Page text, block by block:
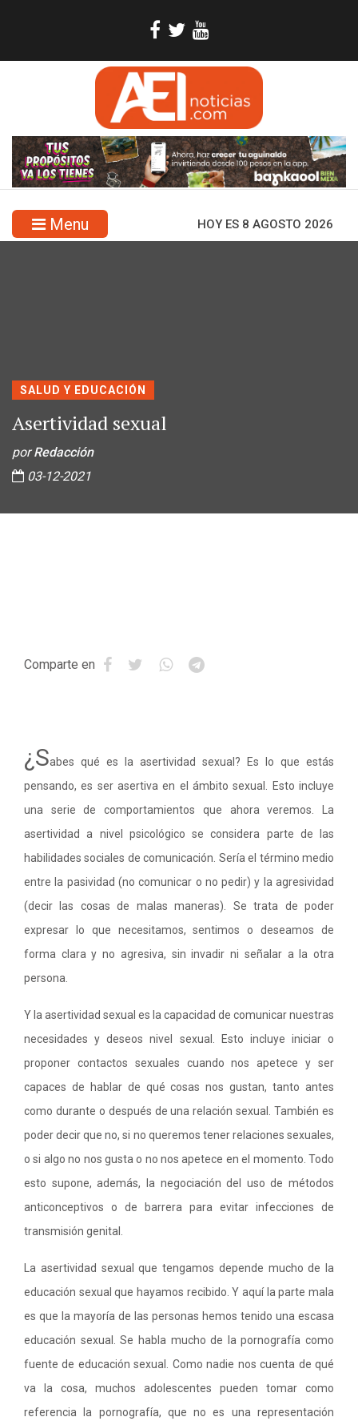
Menu HOY ES 8 AGOSTO 2026
SALUD Y EDUCACIÓN
Asertividad sexual
porRedacción
03-12-2021
Comparte en
¿Sabes qué es la asertividad sexual? Es lo que estás
pensando, es ser asertiva en el ámbito sexual. Esto incluye
una serie de comportamientos que ahora veremos. La
asertividad a nivel psicológico se considera parte de las
habilidades sociales de comunicación. Sería el término medio
entre la pasividad (no comunicar o no pedir) y la agresividad
(decir las cosas de malas maneras). Se trata de poder
expresar lo que necesitamos, sentimos o deseamos de
forma clara y no agresiva, sin invadir ni señalar a la otra
persona.
Y la asertividad sexual es la capacidad de comunicar nuestras
necesidades y deseos nivel sexual. Esto incluye iniciar o
proponer contactos sexuales cuando nos apetece y ser
capaces de hablar de qué cosas nos gustan, tanto antes
como durante o después de una relación sexual. También es
poder decir que no, si no queremos tener relaciones sexuales,
o si algo no nos gusta o no nos apetece en el momento. Todo
esto supone, además, la negociación del uso de métodos
anticonceptivos o de barrera para evitar infecciones de
transmisión genital.
La asertividad sexual que tengamos depende mucho de la
educación sexual que hayamos recibido. Y aquí la parte mala
es que la mayoría de las personas hemos tenido una escasa
educación sexual. Se habla mucho de la pornografía como
fuente de educación sexual. Como nadie nos cuenta de qué
va la cosa, muchos adolescentes pueden tomar como
referencia la pornografía, que no es una representación